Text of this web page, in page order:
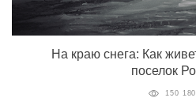
На краю снега: Как
поселок
150 180